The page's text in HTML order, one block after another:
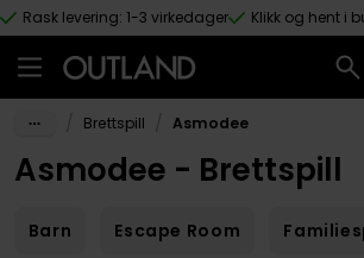
Hopp til hovedinnhold
Rask levering: 1-3 virkedager Klikk og hent i
Brettspill Asmodee
Asmodee - Brettspill
Barn Escape Room